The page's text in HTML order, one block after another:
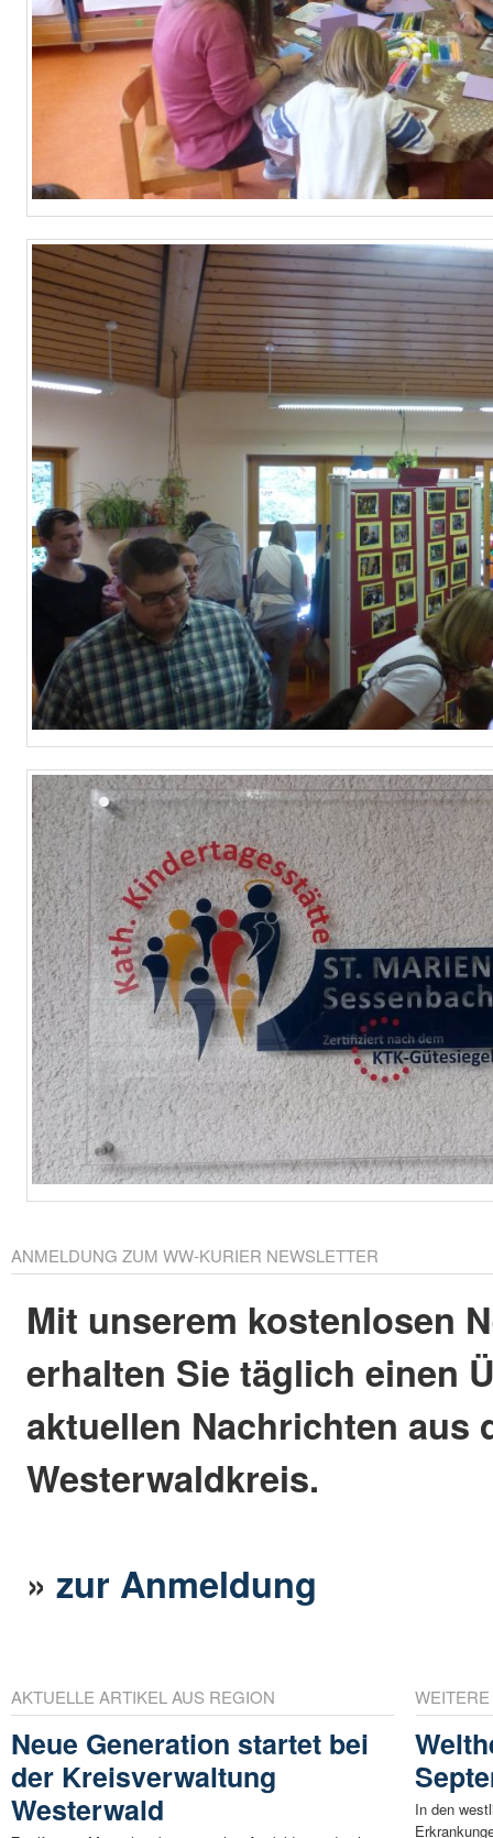
ANMELDUNG ZUM WW-KURIER NEWSLETTER
Mit unserem kostenlosen
erhalten Sie täglich einen
aktuellen Nachrichten aus
Westerwaldkreis.
»zur Anmeldung
AKTUELLE ARTIKEL AUS REGION
Neue Generation startet bei
der Kreisverwaltung
Westerwald
In den